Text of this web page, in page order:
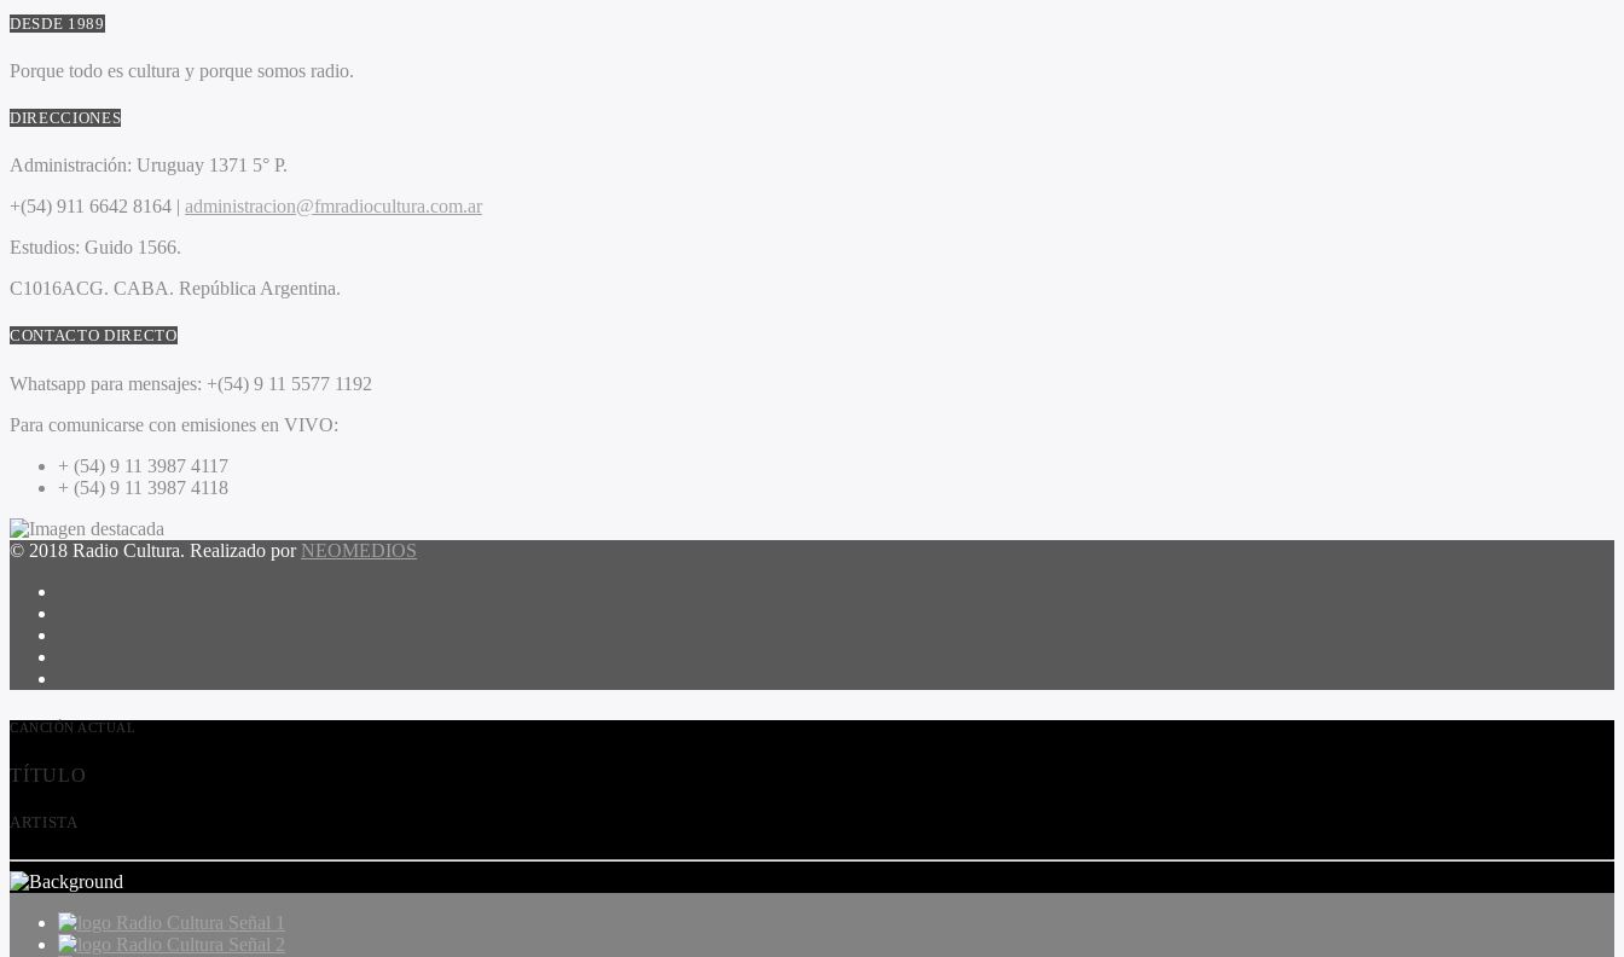
DESDE 1989
Porque todo es cultura y porque somos radio.
DIRECCIONES
Administración: Uruguay 1371 5° P.
+(54) 911 6642 8164 | administracion@fmradiocultura.com.ar
Estudios: Guido 1566.
C1016ACG. CABA. República Argentina.
CONTACTO DIRECTO
Whatsapp para mensajes: +(54) 9 11 5577 1192
Para comunicarse con emisiones en VIVO:
+ (54) 9 11 3987 4117
+ (54) 9 11 3987 4118
© 2018 Radio Cultura. Realizado por NEOMEDIOS
CANCIÓN ACTUAL
TÍTULO
ARTISTA
Radio Cultura Señal 1
Radio Cultura Señal 2